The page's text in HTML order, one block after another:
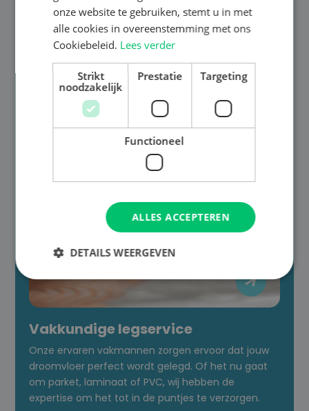

Vakkundige legservice
Onze ervaren vakmannen zorgen ervoor dat jouw
droomvloer perfect wordt gelegd. Of het nu gaat
om parket, laminaat of PVC, wij hebben de
expertise om het tot in de puntjes te verzorgen.
onze website te gebruiken, stemt u in met
alle cookies in overeenstemming met ons
Cookiebeleid. Lees verder
Strikt
noodzakelijk
Prestatie Targeting
Functioneel
ALLES ACCEPTEREN
DETAILS WEERGEVEN